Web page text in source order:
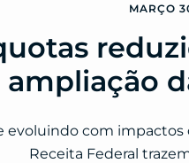
MARÇO
ampliação
evoluindo com
Receita Federal